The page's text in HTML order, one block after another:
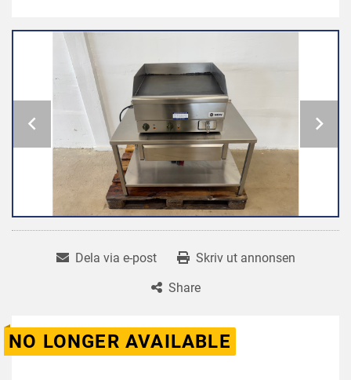
Dela via e-post
Skriv ut annonsen
Share
NO LONGER AVAILABLE